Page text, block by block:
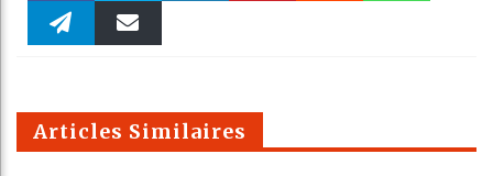
Faceboo Twitter
m
Articles Similaires